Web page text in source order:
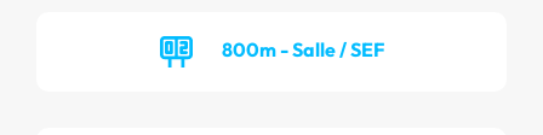
800m - Salle / SEF